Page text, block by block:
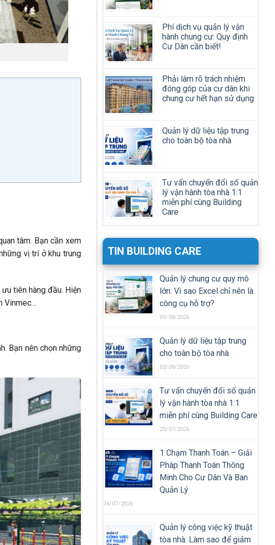
tâm. Bạn cần xem
vị trí ở khu trung
tiên hàng đầu. Hiện
Vinmec…
Bạn nên chọn những
Phí dịch vụ quản lý vận
hành chung cư: Quy định
Cư Dân cần biết!
Phải làm rõ trách nhiệm
đóng góp của cư dân khi
chung cư hết hạn sử dụng
Quản lý dữ liệu tập trung
cho toàn bộ tòa nhà
Tư vấn chuyển đổi số quản
lý vận hành tòa nhà 1:1
miễn phí cùng Building
Care
TIN BUILDING CARE
Quản lý chung cư quy mô
lớn: Vì sao Excel chỉ nên là
công cụ hỗ trợ?
05/08/2026
Quản lý dữ liệu tập trung
cho toàn bộ tòa nhà
03/08/2026
Tư vấn chuyển đổi số quản
lý vận hành tòa nhà 1:1
miễn phí cùng Building Care
25/07/2026
1 Chạm Thanh Toán – Giải
Pháp Thanh Toán Thông
Minh Cho Cư Dân Và Ban
Quản Lý
24/07/2026
Quản lý công việc kỹ thuật
tòa nhà: Làm sao để giảm